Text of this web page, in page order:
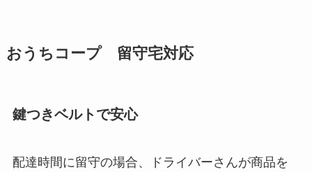
おうちコープ 留守宅対応
鍵つきベルトで安心
配達時間に留守の場合、ドライバーさんが商品を